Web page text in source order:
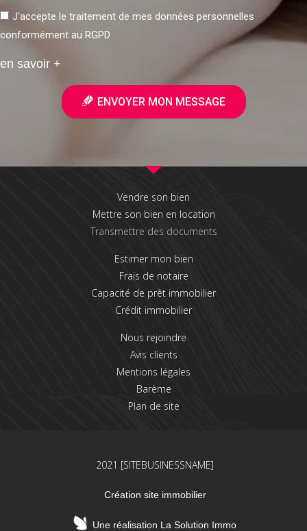
J'accepte le traitement de mes données personnelles
conformément au RGPD
en savoir +
ENVOYER MON MESSAGE
Vendre son bien
Mettre son bien en location
Transmettre des documents
Estimer mon bien
Frais de notaire
Capacité de prêt immobilier
Crédit immobilier
Nous rejoindre
Avis clients
Mentions légales
Barème
Plan de site
2021 [SITEBUSINESSNAME]
Création site immobilier
Une réalisation La Solution Immo